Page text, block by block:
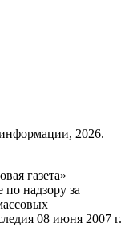
2026.
газета»
надзору за
08 июня 2007 г.